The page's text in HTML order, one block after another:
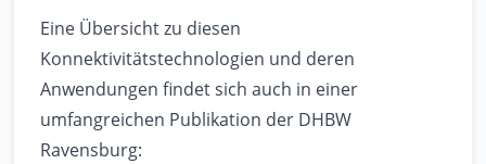
Eine Übersicht zu diesen
Konnektivitätstechnologien und deren
Anwendungen findet sich auch in einer
umfangreichen Publikation der DHBW
Ravensburg: